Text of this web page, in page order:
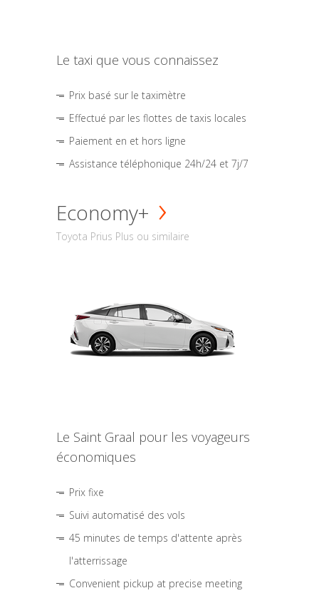
Le taxi que vous connaissez
Prix basé sur le taximètre
Effectué par les flottes de taxis locales
Paiement en et hors ligne
Assistance téléphonique 24h/24 et 7j/7
Economy+
Toyota Prius Plus ou similaire
Le Saint Graal pour les voyageurs
économiques
Prix fixe
Suivi automatisé des vols
45 minutes de temps d'attente après
l'atterrissage
Convenient pickup at precise meeting